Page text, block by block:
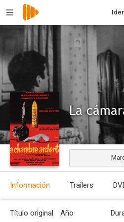
La
Información Trailers
Título original Año